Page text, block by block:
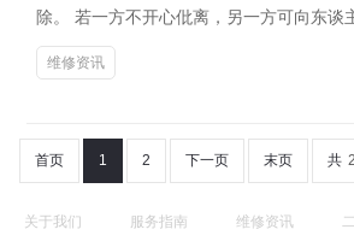
除。 若一方不开心仳离，另一方可向东
维修资讯
首页 1 2 下一页 末页 共 2
关于我们 服务指南 维修资讯